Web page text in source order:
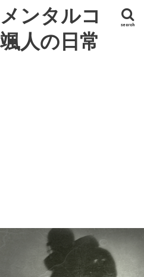
ンタルコ
人の日常
search